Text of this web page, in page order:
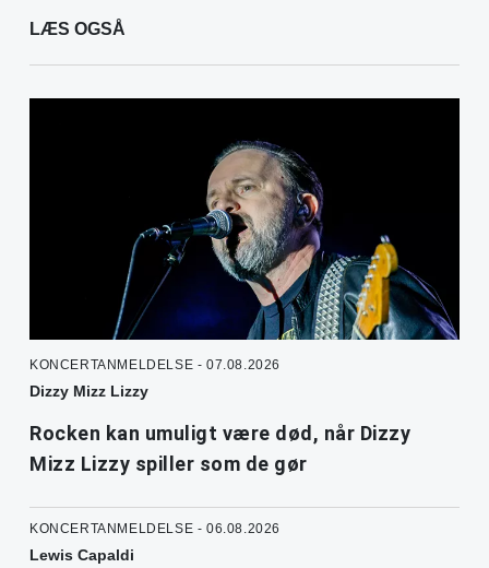
LÆS OGSÅ
KONCERTANMELDELSE - 07.08.2026
Dizzy Mizz Lizzy
Rocken kan umuligt være død, når Dizzy
Mizz Lizzy spiller som de gør
KONCERTANMELDELSE - 06.08.2026
Lewis Capaldi